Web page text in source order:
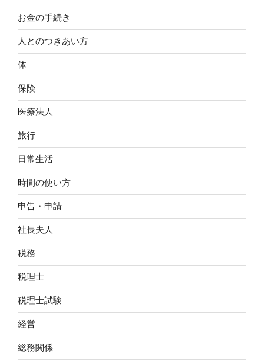
お金の手続き
人とのつきあい方
体
保険
医療法人
旅行
日常生活
時間の使い方
申告・申請
社長夫人
税務
税理士
税理士試験
経営
総務関係